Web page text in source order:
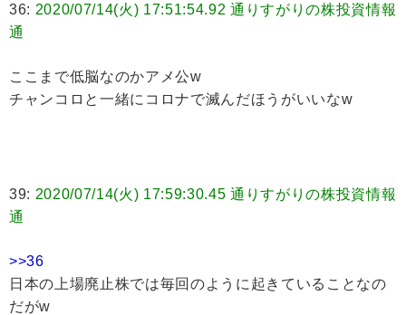
36: 2020/07/14(火) 17:51:54.92 通りすがりの株投資情報
通
ここまで低脳なのかアメ公w
チャンコロと一緒にコロナで滅んだほうがいいなw
39: 2020/07/14(火) 17:59:30.45 通りすがりの株投資情報
通
>>36
日本の上場廃止株では毎回のように起きていることなの
だがw